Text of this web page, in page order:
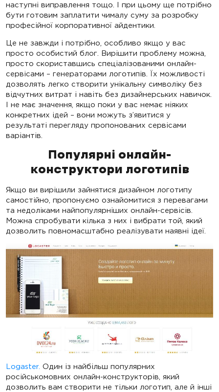
наступні виправлення тощо. І при цьому ще потрібно
бути готовим заплатити чималу суму за розробку
професійної корпоративної айдентики.
Це не завжди і потрібно, особливо якщо у вас
просто особистий блог. Вирішити проблему можна,
просто скориставшись спеціалізованими онлайн-
сервісами – генераторами логотипів. Їх можливості
дозволять легко створити унікальну символіку без
відчутних витрат і навіть без дизайнерських навичок.
І не має значення, якщо поки у вас немає ніяких
конкретних ідей – вони можуть з’явитися у
результаті перегляду пропонованих сервісами
варіантів.
Популярні онлайн-
конструктори логотипів
Якщо ви вирішили зайнятися дизайном логотипу
самостійно, пропонуємо ознайомитися з перевагами
та недоліками найпопулярніших онлайн-сервісів.
Можна спробувати кілька з них і вибрати той, який
дозволить повномасштабно реалізувати наявні ідеї.
Logaster. Один із найбільш популярних
російськомовних онлайн-конструкторів, який
дозволить вам створити не тільки логотип, але й інші